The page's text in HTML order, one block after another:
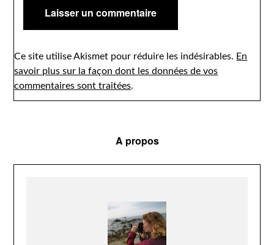
Ce site utilise Akismet pour réduire les indésirables. En
savoir plus sur la façon dont les données de vos
commentaires sont traitées.
A propos